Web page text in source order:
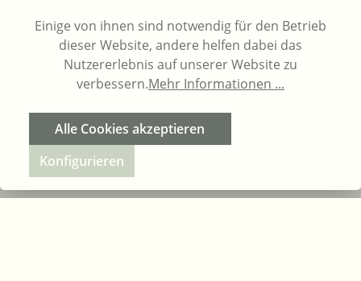
Realisiert mit DEWEIN UG
Einige von ihnen sind notwendig für den Betrieb
dieser Website, andere helfen dabei das
Nutzererlebnis auf unserer Website zu
verbessern.Mehr Informationen ...
Alle Cookies akzeptieren
Konfigurieren